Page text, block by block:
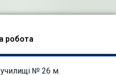
робота
училищі № 26 м.